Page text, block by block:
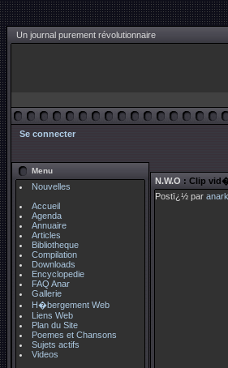
Un journal purement révolutionnaire
Se connecter
Menu
Nouvelles
Accueil
Agenda
Annuaire
Articles
Bibliotheque
Compilation
Downloads
Encyclopedie
FAQ Anar
Gallerie
H�bergement Web
Liens Web
Plan du Site
Poemes et Chansons
Sujets actifs
Videos
N.W.O : Clip
Postï¿½ par